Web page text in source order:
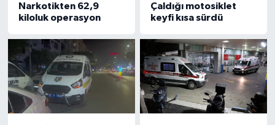
Narkotikten 62,9
kiloluk operasyon
Çaldığı motosiklet
keyfi kısa sürdü